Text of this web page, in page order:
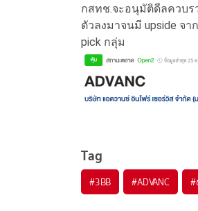
กสทช.จะอนุมัติดีลควบร
ตัวลงมาจนมี upside จา
pick กลุ่ม
Tag
#3BB #ADVANC #